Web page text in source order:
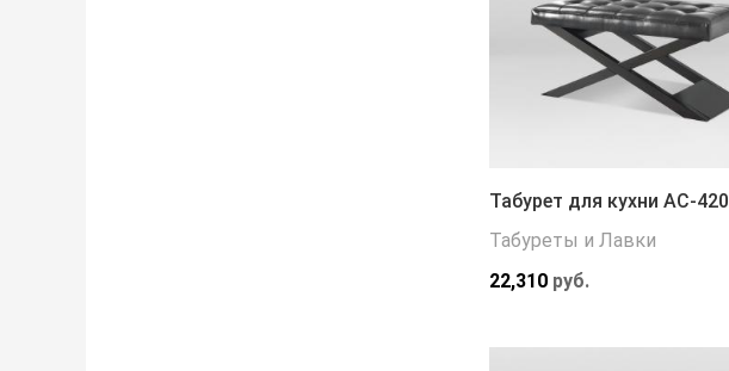
Табурет для кухни АС-420
Табуреты и Лавки
22,310руб.